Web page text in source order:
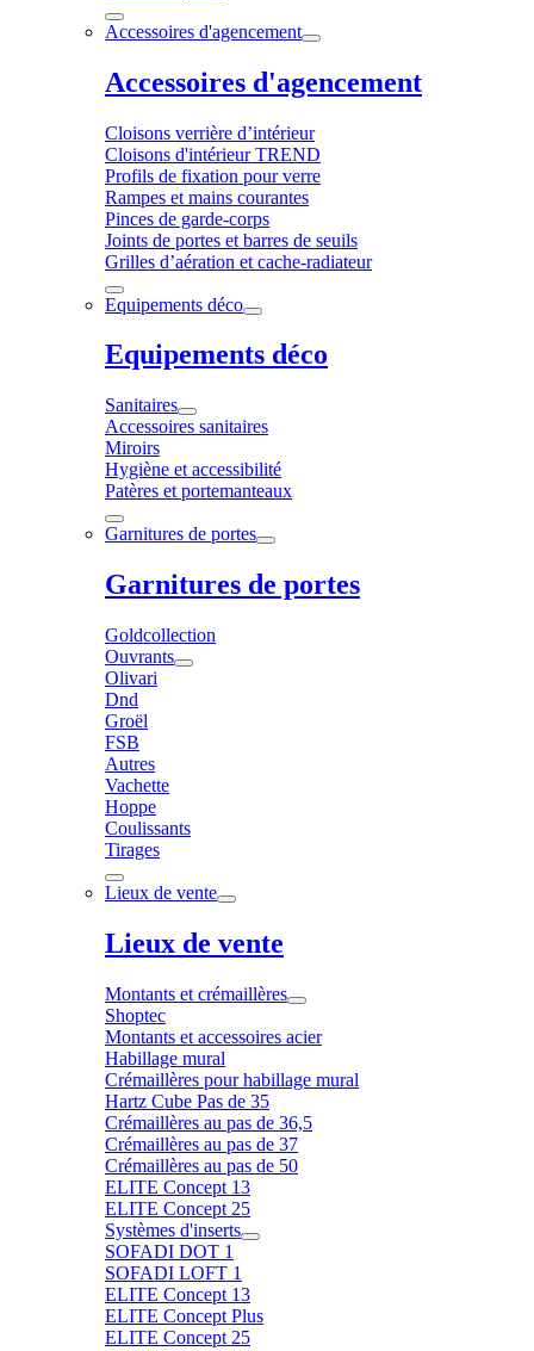
Accessoires d'agencement
Accessoires d'agencement
Cloisons verrière d’intérieur
Cloisons d'intérieur TREND
Profils de fixation pour verre
Rampes et mains courantes
Pinces de garde-corps
Joints de portes et barres de seuils
Grilles d’aération et cache-radiateur
Equipements déco
Equipements déco
Sanitaires
Accessoires sanitaires
Miroirs
Hygiène et accessibilité
Patères et portemanteaux
Garnitures de portes
Garnitures de portes
Goldcollection
Ouvrants
Olivari
Dnd
Groël
FSB
Autres
Vachette
Hoppe
Coulissants
Tirages
Lieux de vente
Lieux de vente
Montants et crémaillères
Shoptec
Montants et accessoires acier
Habillage mural
Crémaillères pour habillage mural
Hartz Cube Pas de 35
Crémaillères au pas de 36,5
Crémaillères au pas de 37
Crémaillères au pas de 50
ELITE Concept 13
ELITE Concept 25
Systèmes d'inserts
SOFADI DOT 1
SOFADI LOFT 1
ELITE Concept 13
ELITE Concept Plus
ELITE Concept 25